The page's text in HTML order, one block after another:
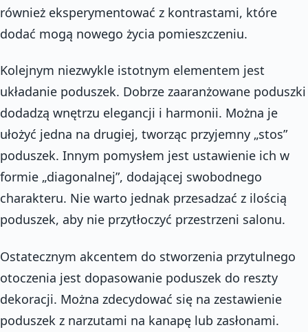
również eksperymentować z kontrastami, które
dodać mogą nowego życia pomieszczeniu.
Kolejnym niezwykle istotnym elementem jest
układanie poduszek. Dobrze zaaranżowane poduszki
dodadzą wnętrzu elegancji i harmonii. Można je
ułożyć jedna na drugiej, tworząc przyjemny „stos”
poduszek. Innym pomysłem jest ustawienie ich w
formie „diagonalnej”, dodającej swobodnego
charakteru. Nie warto jednak przesadzać z ilością
poduszek, aby nie przytłoczyć przestrzeni salonu.
Ostatecznym akcentem do stworzenia przytulnego
otoczenia jest dopasowanie poduszek do reszty
dekoracji. Można zdecydować się na zestawienie
poduszek z narzutami na kanapę lub zasłonami.